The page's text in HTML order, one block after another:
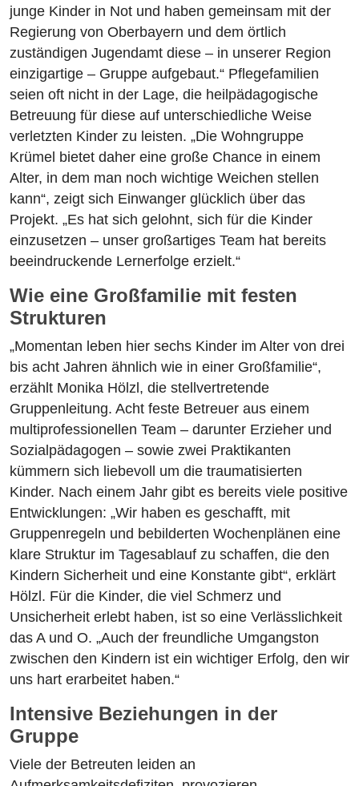
junge Kinder in Not und haben gemeinsam mit der
Regierung von Oberbayern und dem örtlich
zuständigen Jugendamt diese – in unserer Region
einzigartige – Gruppe aufgebaut.“ Pflegefamilien
seien oft nicht in der Lage, die heilpädagogische
Betreuung für diese auf unterschiedliche Weise
verletzten Kinder zu leisten. „Die Wohngruppe
Krümel bietet daher eine große Chance in einem
Alter, in dem man noch wichtige Weichen stellen
kann“, zeigt sich Einwanger glücklich über das
Projekt. „Es hat sich gelohnt, sich für die Kinder
einzusetzen – unser großartiges Team hat bereits
beeindruckende Lernerfolge erzielt.“
Wie eine Großfamilie mit festen
Strukturen
„Momentan leben hier sechs Kinder im Alter von drei
bis acht Jahren ähnlich wie in einer Großfamilie“,
erzählt Monika Hölzl, die stellvertretende
Gruppenleitung. Acht feste Betreuer aus einem
multiprofessionellen Team – darunter Erzieher und
Sozialpädagogen – sowie zwei Praktikanten
kümmern sich liebevoll um die traumatisierten
Kinder. Nach einem Jahr gibt es bereits viele positive
Entwicklungen: „Wir haben es geschafft, mit
Gruppenregeln und bebilderten Wochenplänen eine
klare Struktur im Tagesablauf zu schaffen, die den
Kindern Sicherheit und eine Konstante gibt“, erklärt
Hölzl. Für die Kinder, die viel Schmerz und
Unsicherheit erlebt haben, ist so eine Verlässlichkeit
das A und O. „Auch der freundliche Umgangston
zwischen den Kindern ist ein wichtiger Erfolg, den wir
uns hart erarbeitet haben.“
Intensive Beziehungen in der
Gruppe
Viele der Betreuten leiden an